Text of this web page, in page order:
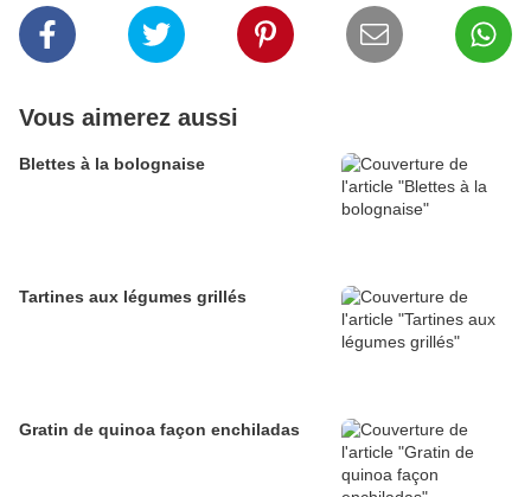
Vous aimerez aussi
Blettes à la bolognaise
Tartines aux légumes grillés
Gratin de quinoa façon enchiladas